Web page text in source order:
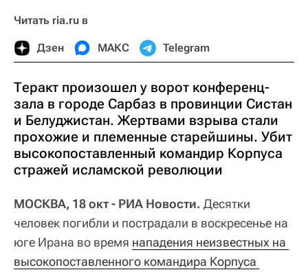
Читать ria.ru в
Дзен МАКС Telegram
Теракт произошел у ворот конференц-
зала в городе Сарбаз в провинции Систан
и Белуджистан. Жертвами взрыва стали
прохожие и племенные старейшины. Убит
высокопоставленный командир Корпуса
стражей исламской революции
МОСКВА, 18 окт - РИА Новости. Десятки
человек погибли и пострадали в воскресенье на
юге Ирана во время нападения неизвестных на
высокопоставленного командира Корпуса